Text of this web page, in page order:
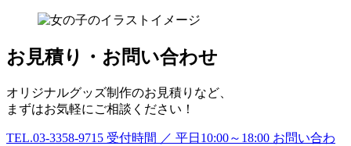
お見積り・お問い合わせ
オリジナルグッズ制作のお見積りなど、
まずはお気軽にご相談ください！
TEL.03-3358-9715 受付時間 ／ 平日10:00～18:00 お問い合わ